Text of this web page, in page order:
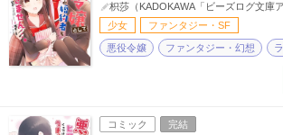
枳莎（KADOKAWA「ビーズログ文庫アリス」
少女
ファンタジー・SF
悪役令嬢 ファンタジー・幻想
コミック 完結